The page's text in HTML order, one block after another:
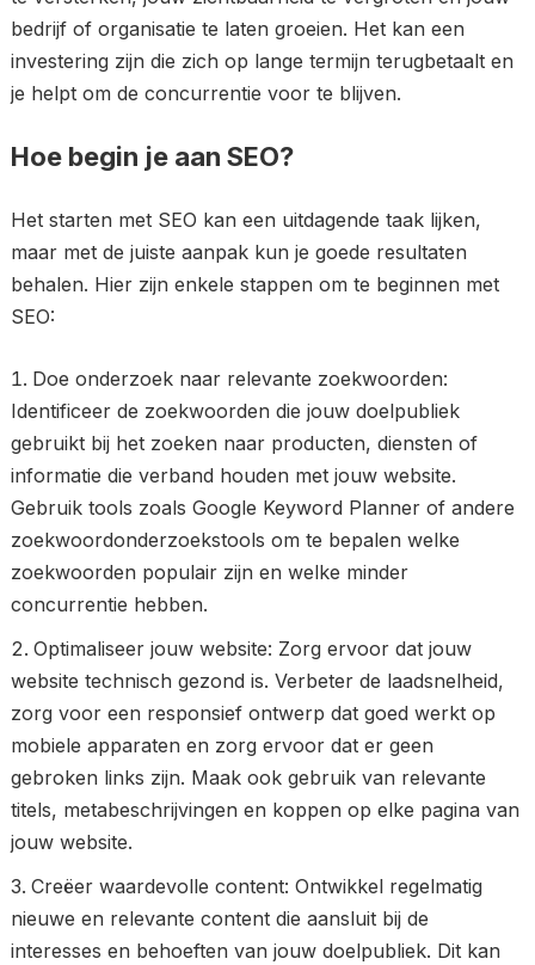
bedrijf of organisatie te laten groeien. Het kan een
investering zijn die zich op lange termijn terugbetaalt en
je helpt om de concurrentie voor te blijven.
Hoe begin je aan SEO?
Het starten met SEO kan een uitdagende taak lijken,
maar met de juiste aanpak kun je goede resultaten
behalen. Hier zijn enkele stappen om te beginnen met
SEO:
Doe onderzoek naar relevante zoekwoorden:
Identificeer de zoekwoorden die jouw doelpubliek
gebruikt bij het zoeken naar producten, diensten of
informatie die verband houden met jouw website.
Gebruik tools zoals Google Keyword Planner of andere
zoekwoordonderzoekstools om te bepalen welke
zoekwoorden populair zijn en welke minder
concurrentie hebben.
Optimaliseer jouw website: Zorg ervoor dat jouw
website technisch gezond is. Verbeter de laadsnelheid,
zorg voor een responsief ontwerp dat goed werkt op
mobiele apparaten en zorg ervoor dat er geen
gebroken links zijn. Maak ook gebruik van relevante
titels, metabeschrijvingen en koppen op elke pagina van
jouw website.
Creëer waardevolle content: Ontwikkel regelmatig
nieuwe en relevante content die aansluit bij de
interesses en behoeften van jouw doelpubliek. Dit kan